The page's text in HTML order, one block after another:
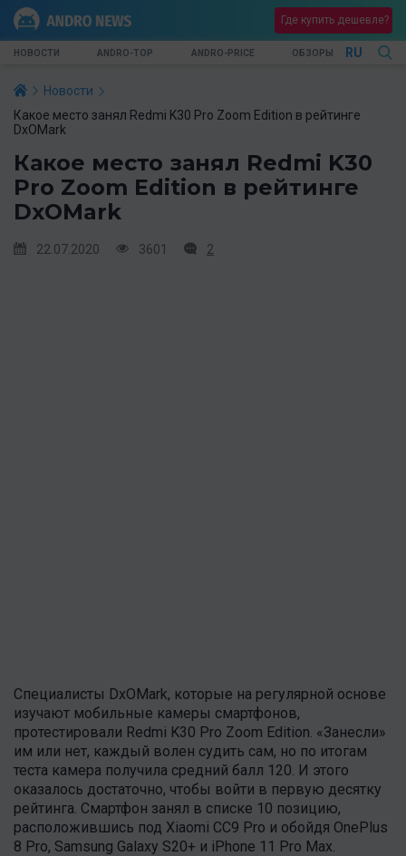
Где купить дешевле?
НОВОСТИ ANDRO-TOP ANDRO-PRICE ОБЗОРЫ RU
Новости
Какое место занял Redmi K30 Pro Zoom Edition в рейтинге
DxOMark
Какое место занял Redmi K30
Pro Zoom Edition в рейтинге
DxOMark
22.07.2020 3601 2
Специалисты DxOMark, которые на регулярной основе
изучают мобильные камеры смартфонов,
протестировали Redmi K30 Pro Zoom Edition. «Занесли»
им или нет, каждый волен судить сам, но по итогам
теста камера получила средний балл 120. И этого
оказалось достаточно, чтобы войти в первую десятку
рейтинга. Смартфон занял в списке 10 позицию,
расположившись под Xiaomi CC9 Pro и обойдя OnePlus
8 Pro, Samsung Galaxy S20+ и iPhone 11 Pro Max.